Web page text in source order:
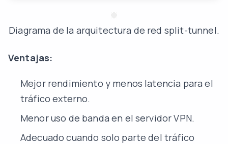
Diagrama de la arquitectura de red split-tunnel.
Ventajas:
Mejor rendimiento y menos latencia para el
tráfico externo.
Menor uso de banda en el servidor VPN.
Adecuado cuando solo parte del tráfico